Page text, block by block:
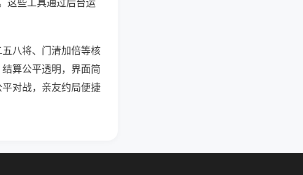
八将、门清加倍等核
算公平透明，界面简
对战，亲友约局便捷